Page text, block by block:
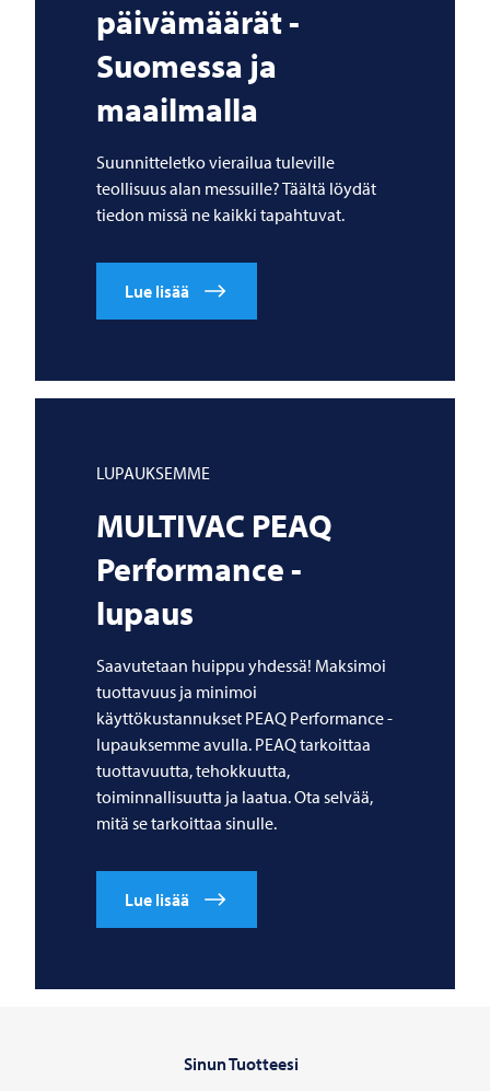
päivämäärät -
Suomessa ja
maailmalla
Suunnitteletko vierailua tuleville
teollisuus alan messuille? Täältä löydät
tiedon missä ne kaikki tapahtuvat.
Lue lisää
LUPAUKSEMME
MULTIVAC PEAQ
Performance -
lupaus
Saavutetaan huippu yhdessä! Maksimoi
tuottavuus ja minimoi
käyttökustannukset PEAQ Performance -
lupauksemme avulla. PEAQ tarkoittaa
tuottavuutta, tehokkuutta,
toiminnallisuutta ja laatua. Ota selvää,
mitä se tarkoittaa sinulle.
Lue lisää
Sinun Tuotteesi